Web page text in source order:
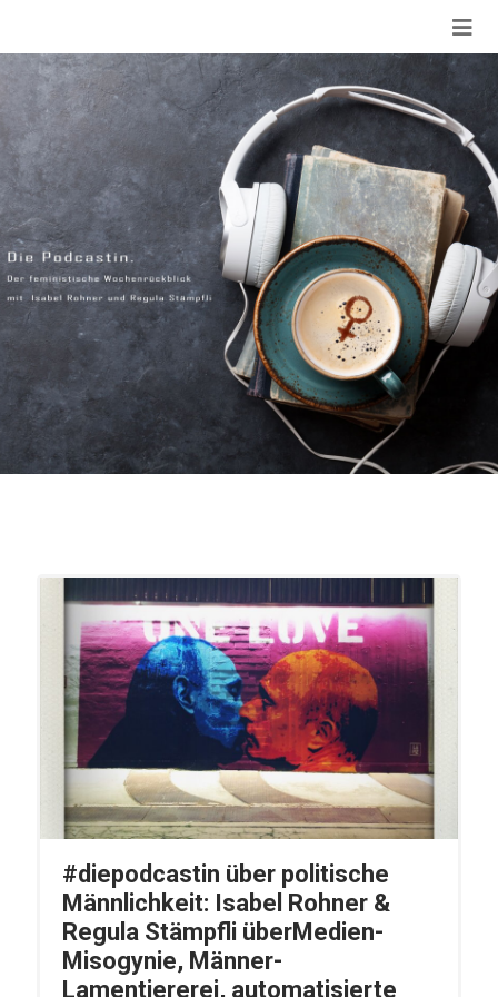
#diepodcastin über politische
Männlichkeit: Isabel Rohner &
Regula Stämpfli überMedien-
Misogynie, Männer-
Lamentiererei, automatisierte